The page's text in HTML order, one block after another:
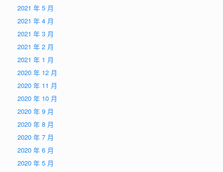
2021 年 5 月
2021 年 4 月
2021 年 3 月
2021 年 2 月
2021 年 1 月
2020 年 12 月
2020 年 11 月
2020 年 10 月
2020 年 9 月
2020 年 8 月
2020 年 7 月
2020 年 6 月
2020 年 5 月